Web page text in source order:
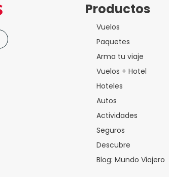
Productos
Vuelos
Paquetes
Arma tu viaje
Vuelos + Hotel
Hoteles
Autos
Actividades
Seguros
Descubre
Blog: Mundo Viajero